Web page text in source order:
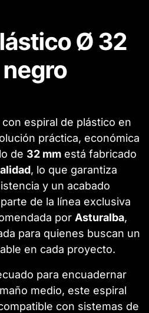
Ø 32
negro
espiral de plástico en
práctica, económica
de 32 mm está fabricado
, lo que garantiza
y un acabado
de la línea exclusiva
por Asturalba,
para quienes buscan un
en cada proyecto.
para encuadernar
medio, este espiral
con sistemas de